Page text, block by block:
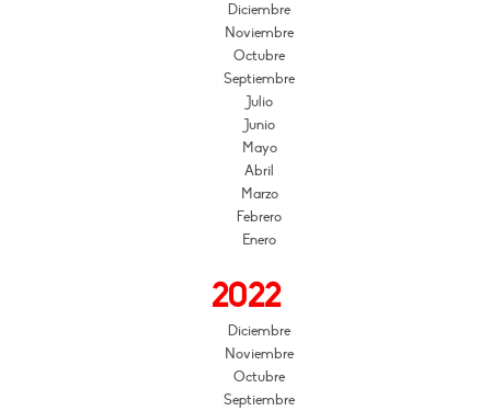
Diciembre
Noviembre
Octubre
Septiembre
Julio
Junio
Mayo
Abril
Marzo
Febrero
Enero
2022
Diciembre
Noviembre
Octubre
Septiembre